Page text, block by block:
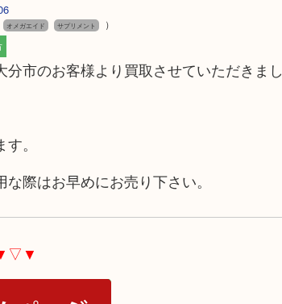
オメガエイド サプリメント
）
市のお客様より買取させていただきまし
。
際はお早めにお売り下さい。